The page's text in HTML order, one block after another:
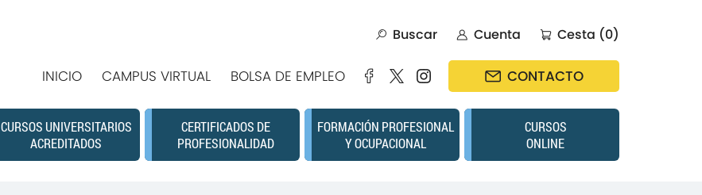
Buscar Cuenta Cesta (0)
INICIO CAMPUS VIRTUAL BOLSA DE EMPLEO CONTACTO
CURSOS UNIVERSITARIOS
ACREDITADOS
CERTIFICADOS DE
PROFESIONALIDAD
FORMACIÓN PROFESIONAL
Y OCUPACIONAL
CURSOS
ONLINE